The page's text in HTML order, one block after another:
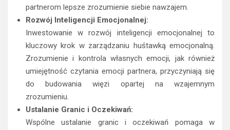
partnerom lepsze zrozumienie siebie nawzajem.
Rozwój Inteligencji Emocjonalnej:
Inwestowanie w rozwój inteligencji emocjonalnej to
kluczowy krok w zarządzaniu huśtawką emocjonalną.
Zrozumienie i kontrola własnych emocji, jak również
umiejętność czytania emocji partnera, przyczyniają się
do budowania więzi opartej na wzajemnym
zrozumieniu.
Ustalanie Granic i Oczekiwań:
Wspólne ustalanie granic i oczekiwań pomaga w